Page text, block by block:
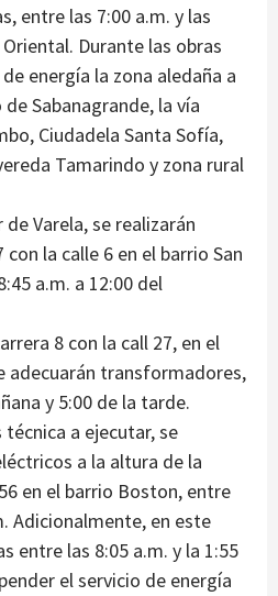
entre las 7:00 a.m. y las
Durante las obras
energía la zona aledaña a
Sabanagrande, la vía
Ciudadela Santa Sofía,
Tamarindo y zona rural
Varela, se realizarán
la calle 6 en el barrio San
a.m. a 12:00 del
8 con la call 27, en el
adecuarán transformadores,
y 5:00 de la tarde.
a ejecutar, se
a la altura de la
en el barrio Boston, entre
Adicionalmente, en este
entre las 8:05 a.m. y la 1:55
el servicio de energía